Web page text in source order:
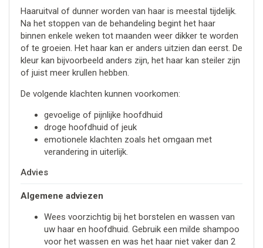
Haaruitval of dunner worden van haar is meestal tijdelijk.
Na het stoppen van de behandeling begint het haar
binnen enkele weken tot maanden weer dikker te worden
of te groeien. Het haar kan er anders uitzien dan eerst. De
kleur kan bijvoorbeeld anders zijn, het haar kan steiler zijn
of juist meer krullen hebben.
De volgende klachten kunnen voorkomen:
gevoelige of pijnlijke hoofdhuid
droge hoofdhuid of jeuk
emotionele klachten zoals het omgaan met
verandering in uiterlijk.
Advies
Algemene adviezen
Wees voorzichtig bij het borstelen en wassen van
uw haar en hoofdhuid. Gebruik een milde shampoo
voor het wassen en was het haar niet vaker dan 2